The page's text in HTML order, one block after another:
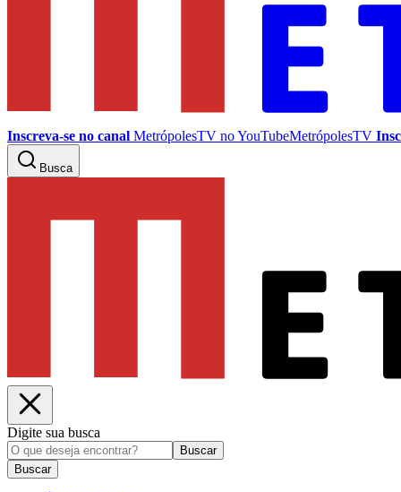
Inscreva-se no canal MetrópolesTV noYouTubeMetrópolesTV
Busca
Digite sua busca
Buscar
Buscar